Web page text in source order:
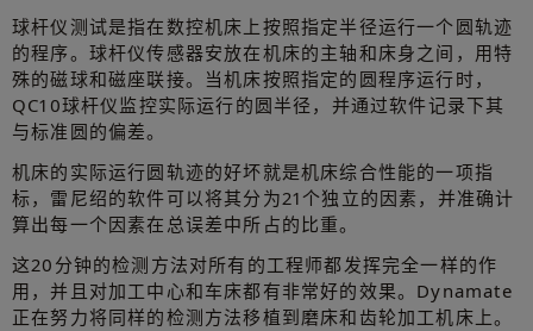
球杆仪测试是指在数控机床上按照指定半径运行一个圆轨迹
的程序。球杆仪传感器安放在机床的主轴和床身之间，用特
殊的磁球和磁座联接。当机床按照指定的圆程序运行时，
QC10球杆仪监控实际运行的圆半径，并通过软件记录下其
与标准圆的偏差。
机床的实际运行圆轨迹的好坏就是机床综合性能的一项指
标，雷尼绍的软件可以将其分为21个独立的因素，并准确计
算出每一个因素在总误差中所占的比重。
这20分钟的检测方法对所有的工程师都发挥完全一样的作
用，并且对加工中心和车床都有非常好的效果。Dynamate
正在努力将同样的检测方法移植到磨床和齿轮加工机床上。